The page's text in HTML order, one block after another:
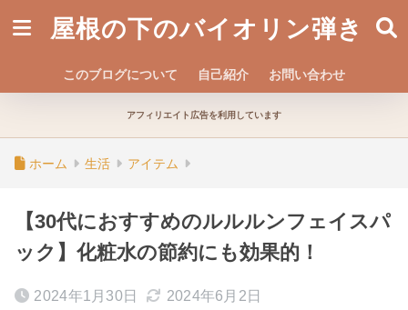
屋根の下のバイオリン弾き
このブログについて 自己紹介 お問い合わせ
アフィリエイト広告を利用しています
ホーム 生活 アイテム
【30代におすすめのルルルンフェイスパ
ック】化粧水の節約にも効果的！
2024年1月30日 2024年6月2日